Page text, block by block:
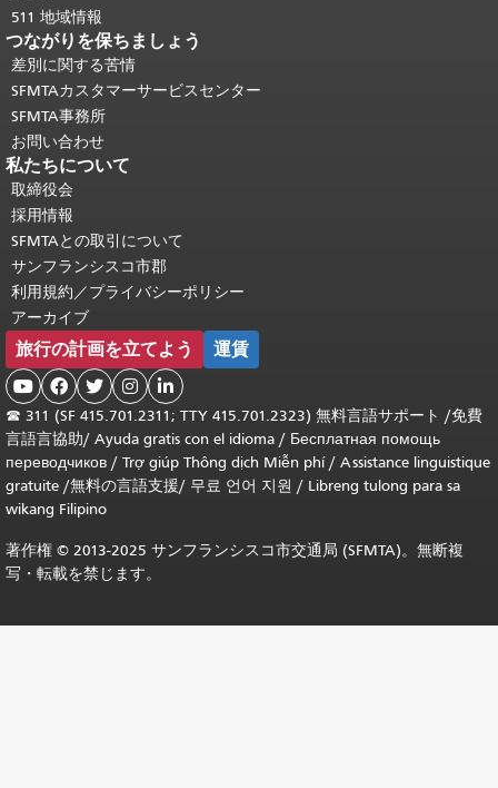
511 地域情報
つながりを保ちましょう
差別に関する苦情
SFMTAカスタマーサービスセンター
SFMTA事務所
お問い合わせ
私たちについて
取締役会
採用情報
SFMTAとの取引について
サンフランシスコ市郡
利用規約／プライバシーポリシー
アーカイブ
旅行の計画を立てよう 運賃
    
☎ 311 (SF 415.701.2311; TTY 415.701.2323) 無料言語サポート /免費
言語言協助/ Ayuda gratis con el idioma / Бесплатная помощь
переводчиков / Trợ giúp Thông dịch Miễn phí/ Assistance linguistique
gratuite /無料の言語支援/ 무료 언어 지원 / Libreng tulong para sa
wikang Filipino
著作権 © 2013-2025 サンフランシスコ市交通局 (SFMTA)。無断複
写・転載を禁じます。